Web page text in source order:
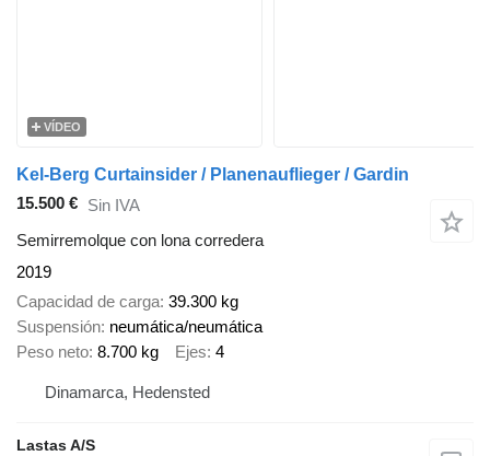
VÍDEO
Kel-Berg Curtainsider / Planenauflieger / Gardin
15.500 € Sin IVA
Semirremolque con lona corredera
2019
Capacidad de carga 39.300 kg
Suspensión neumática/neumática
Peso neto 8.700 kg Ejes 4
Dinamarca, Hedensted
Lastas A/S